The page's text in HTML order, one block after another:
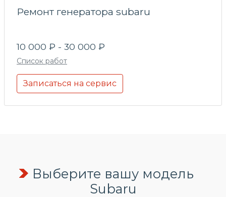
Ремонт генератора subaru
10 000 ₽ - 30 000 ₽
Список работ
Записаться на сервис
Выберите вашу модель
Subaru